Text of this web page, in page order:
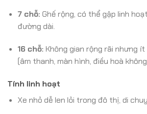
7 chỗ: Ghế rộng, có thể gập linh
đường dài.
16 chỗ: Không gian rộng rãi nhưng
(âm thanh, màn hình, điều hoà
Tính linh hoạt
Xe nhỏ dễ len lỏi trong đô thị, di